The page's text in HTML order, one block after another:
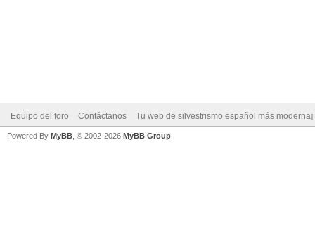
Equipo del foro Contáctanos Tu web de silvestrismo español más moderna¡
Powered By MyBB , © 2002-2026 MyBB Group